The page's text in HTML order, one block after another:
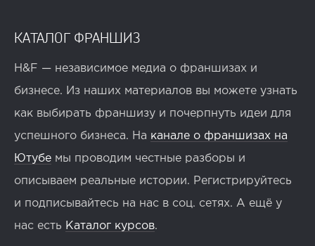
КАТАЛОГ ФРАНШИЗ
H&F — независимое медиа о франшизах и
бизнесе. Из наших материалов вы можете узнать
как выбирать франшизу и почерпнуть идеи для
успешного бизнеса. На канале о франшизах на
Ютубе мы проводим честные разборы и
описываем реальные истории. Регистрируйтесь
и подписывайтесь на нас в соц. сетях. А ещё у
нас есть Каталог курсов.